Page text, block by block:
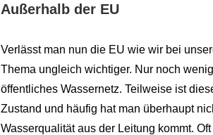
Außerhalb der EU
Verlässt man nun die EU wie wir bei
Thema ungleich wichtiger. Nur noch
öffentliches Wassernetz. Teilweise ist
Zustand und häufig hat man überhaupt
Wasserqualität aus der Leitung kommt.